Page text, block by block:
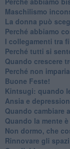
​Maschilismo
​La donna può
​Perché abbiamo
​I collegamenti tra
​Perché tutti si
​Quando crescere
​Perché non
​Buone Feste!
​Kintsugi: quando
Ansia e
Quando cambiare
​Quando la mente
Non dormo, che
​Rinnovare gli